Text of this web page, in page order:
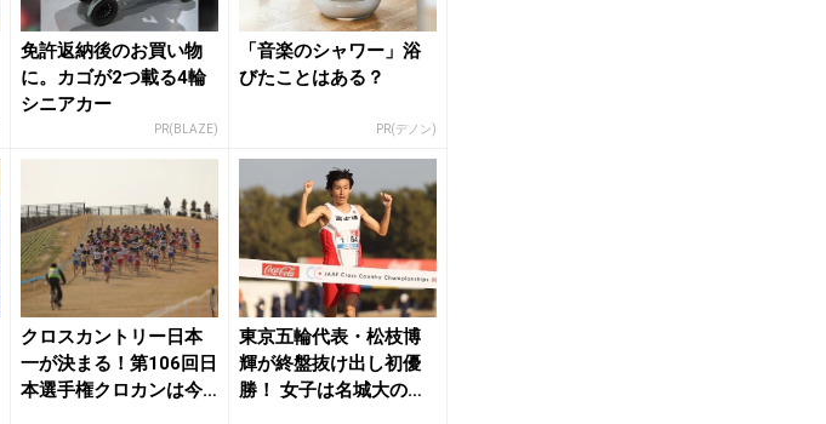
免許返納後のお買い物
に。カゴが2つ載る4輪
シニアカー
PR(BLAZE)
「音楽のシャワー」浴
びたことはある？
PR(デノン)
クロスカントリー日本
一が決まる！第106回日
本選手権クロカンは今
東京五輪代表・松枝博
輝が終盤抜け出し初優
勝！ 女子は名城大の小